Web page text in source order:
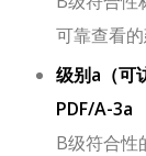
可靠查看的
级别a（
PDF/A-3a
B级符合性